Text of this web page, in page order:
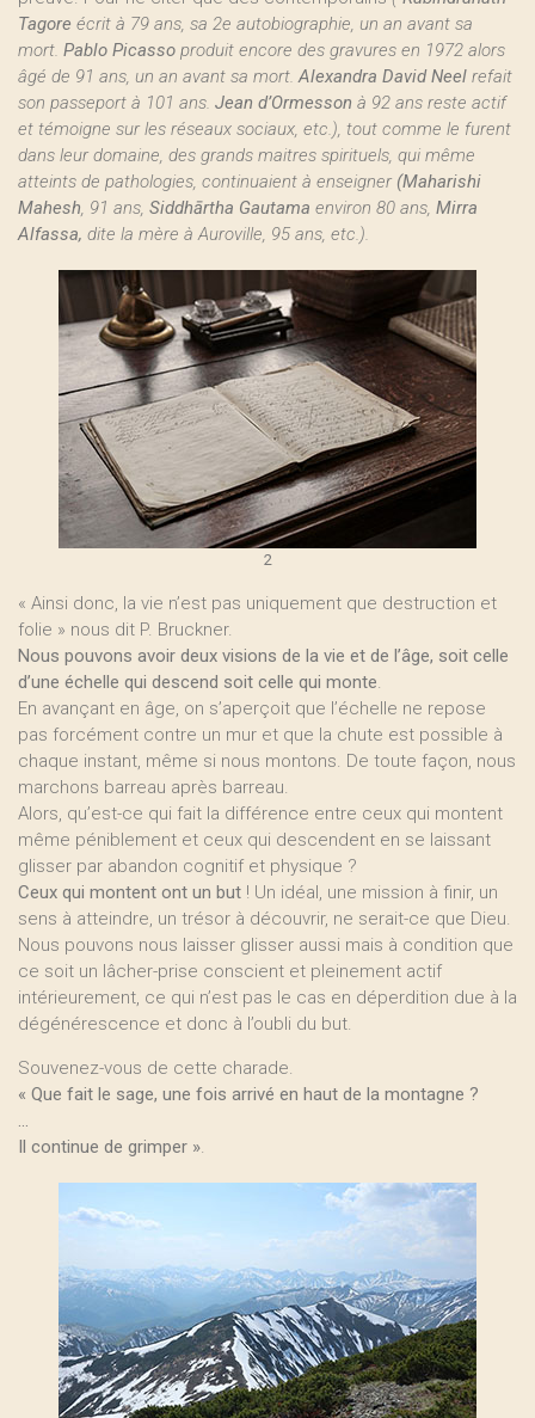
Tagore écrit à 79 ans, sa 2e autobiographie, un an avant sa
mort. Pablo Picasso produit encore des gravures en 1972 alors
âgé de 91 ans, un an avant sa mort.Alexandra David Neel refait
son passeport à 101 ans. Jean d’Ormesson à 92 ans reste actif
et témoigne sur les réseaux sociaux, etc.), tout comme le furent
dans leur domaine, des grands maitres spirituels, qui même
atteints de pathologies, continuaient à enseigner (Maharishi
Mahesh, 91 ans, Siddhārtha Gautama environ 80 ans, Mirra
Alfassa, dite la mère à Auroville, 95 ans, etc.).
2
« Ainsi donc, la vie n’est pas uniquement que destruction et
folie » nous dit P. Bruckner.
Nous pouvons avoir deux visions de la vie et de l’âge, soit celle
d’une échelle qui descend soit celle qui monte.
En avançant en âge, on s’aperçoit que l’échelle ne repose
pas forcément contre un mur et que la chute est possible à
chaque instant, même si nous montons. De toute façon, nous
marchons barreau après barreau.
Alors, qu’est-ce qui fait la différence entre ceux qui montent
même péniblement et ceux qui descendent en se laissant
glisser par abandon cognitif et physique ?
Ceux qui montent ont un but ! Un idéal, une mission à finir, un
sens à atteindre, un trésor à découvrir, ne serait-ce que Dieu.
Nous pouvons nous laisser glisser aussi mais à condition que
ce soit un lâcher-prise conscient et pleinement actif
intérieurement, ce qui n’est pas le cas en déperdition due à la
dégénérescence et donc à l’oubli du but.
Souvenez-vous de cette charade.
« Que fait le sage, une fois arrivé en haut de la montagne ?
...
Il continue de grimper ».